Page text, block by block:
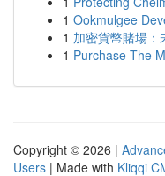
1 Ookmulgee
1 加密貨幣賭場：
1 Purchase The
Copyright © 2026 |
Users | Made with Kliqqi